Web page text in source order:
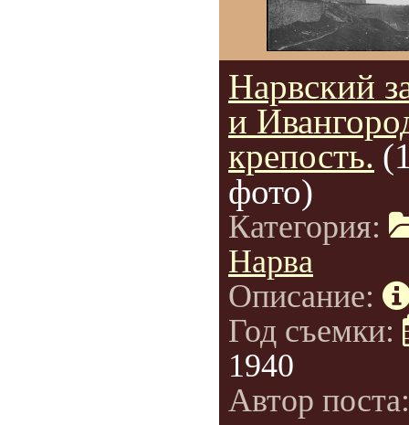
Нарвский
и
крепость.
фото)
Категория:
Нарва
Описание:
Год съемки:
1940
Автор